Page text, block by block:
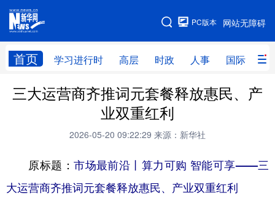
网站无障碍
PC版本
首页 学习进行时 高层 时政 人事 国际 财
网站地图
学习进行时 高层 时政 人事
财经 网评
全球连线
科技 科创 量子 体育
文化 书画 健康 军事
三大运营商齐推词元套餐释放惠民、产
业双重红利
2026-05-20 09:22:29 来源：新华社
原标题：市场最前沿丨算力可购 智能可享——三
大运营商齐推词元套餐释放惠民、产业双重红利